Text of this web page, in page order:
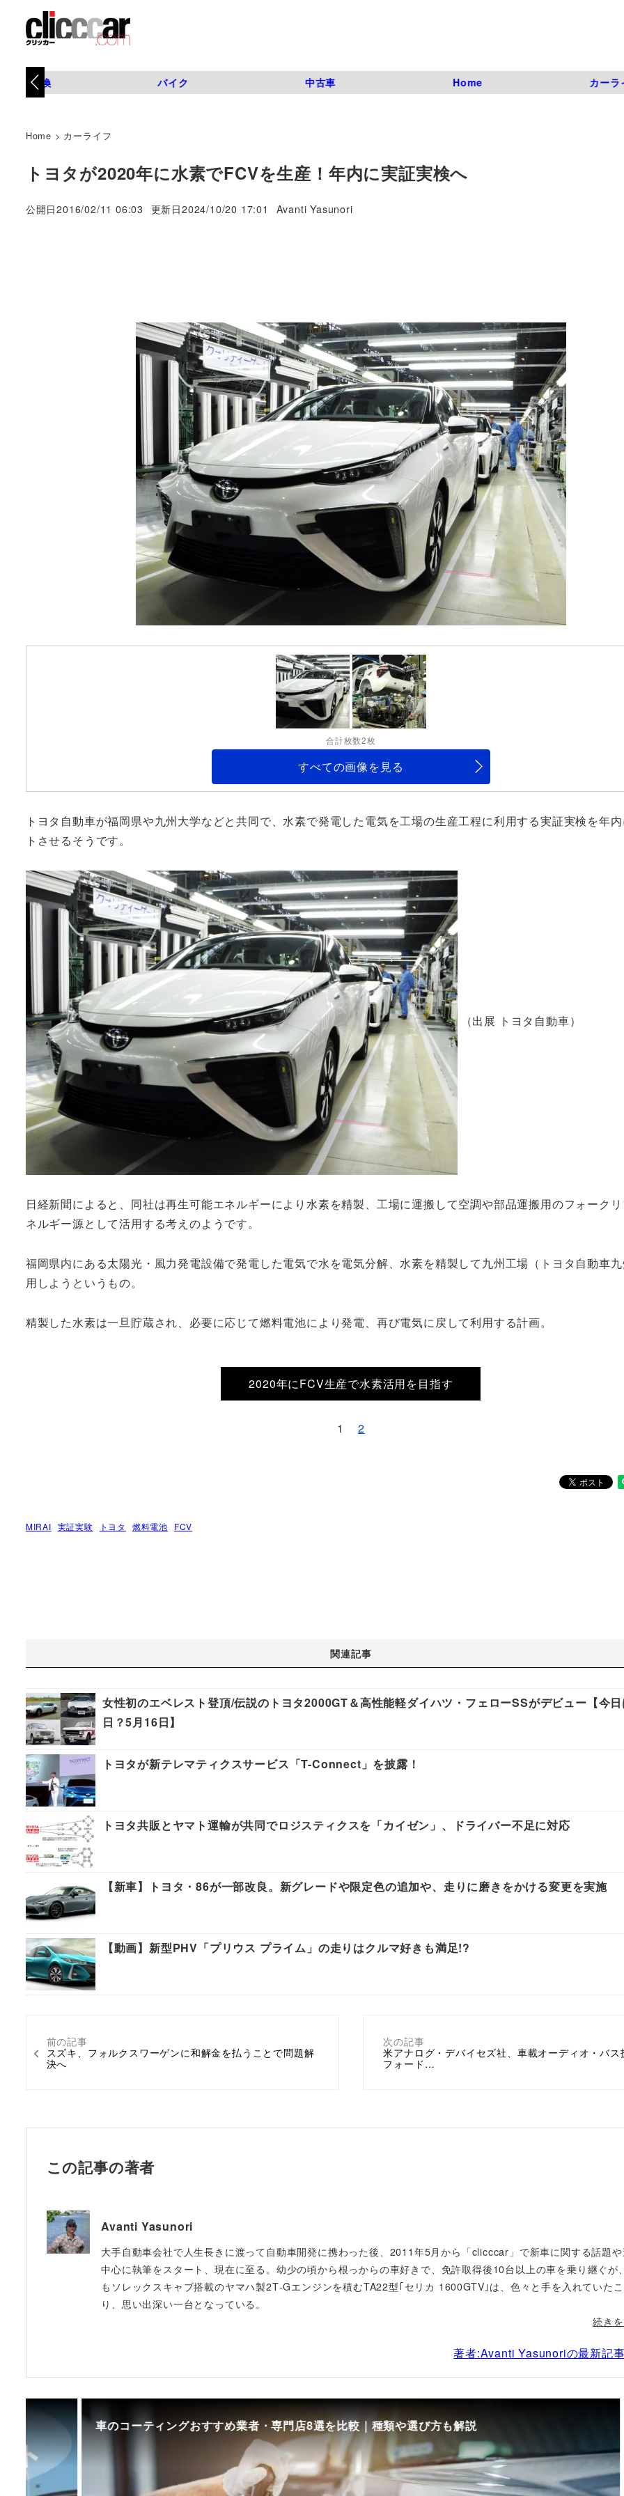
タイヤ交換 バイク 中古車 Home カーラ
Home > カーライフ
トヨタが2020年に水素でFCVを生産！年内に実証実検へ
公開日2016/02/11 06:03 更新日2024/10/20 17:01
著
Avanti Yasunori
合計枚数2枚
すべての画像を見る
トヨタ自動車が福岡県や九州大学などと共同で、水素で発電した電気を工場の生産工程に利用する実証実検を年
トさせるそうです。
（出展 トヨタ自動車）
日経新聞によると、同社は再生可能エネルギーにより水素を精製、工場に運搬して空調や部品運搬用のフォーク
ネルギー源として活用する考えのようです。
福岡県内にある太陽光・風力発電設備で発電した電気で水を電気分解、水素を精製して九州工場（トヨタ自動車
用しようというもの。
精製した水素は一旦貯蔵され、必要に応じて燃料電池により発電、再び電気に戻して利用する計画。
2020年にFCV生産で水素活用を目指す
1 2
MIRAI 実証実験 トヨタ 燃料電池 FCV
前の記事
スズキ、フォルクスワーゲンに和解金を払うことで問題解
決へ
次の記事
米アナログ・デバイセズ社、車載オーディオ・バス
フォード…
関連記事
女性初のエベレスト登頂/伝説のトヨタ2000GT＆高性能軽ダイハツ・フェローSSがデビュー【今
日？5月16日】
トヨタが新テレマティクスサービス「T-Connect」を披露！
トヨタ共販とヤマト運輸が共同でロジスティクスを「カイゼン」、ドライバー不足に対応
【新車】トヨタ・86が一部改良。新グレードや限定色の追加や、走りに磨きをかける変更を実施
【動画】新型PHV「プリウス プライム」の走りはクルマ好きも満足!?
この記事の著者
Avanti Yasunori
大手自動車会社で人生長きに渡って自動車開発に携わった後、2011年5月から「clicccar」で新車に関する話題
中心に執筆をスタート、現在に至る。幼少の頃から根っからの車好きで、免許取得後10台以上の車を乗り継ぐが
もソレックスキャブ搭載のヤマハ製2T‐Gエンジンを積むTA22型｢セリカ 1600GTV｣は、色々と手を入れていた
り、思い出深い一台となっている。
続き
著者:Avanti Yasunoriの最新記
車のコーティングおすすめ業者・専門店8選を比較｜種類や選び方も解説